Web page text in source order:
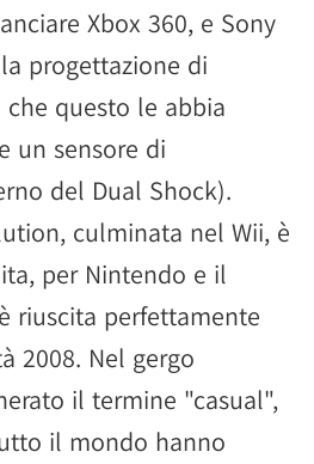
Xbox 360, e Sony
progettazione di
questo le abbia
un sensore di
del Dual Shock).
culminata nel Wii, è
per Nintendo e il
riuscita perfettamente
2008. Nel gergo
il termine "casual",
il mondo hanno